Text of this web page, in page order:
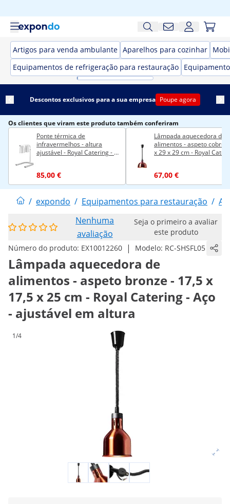
Artigos para venda ambulante Aparelhos para cozinhar
Equipamentos de refrigeração para restauração
Descontos exclusivos para a sua empresa Poupe agora
Os clientes que viram este produto também conferiram
Ponte térmica de
infravermelhos - altura
ajustável - Royal Catering - 2
85,00 €
Lâmpada aquecedora de
alimentos - aspeto cobre -
x 29 x 29 cm - Royal
67,00 €
/ expondo / Equipamentos para restauração /
Nenhuma
avaliação
Seja o primeiro a avaliar
este produto
Número do produto: EX10012260 | Modelo: RC-SHSFL05
Lâmpada aquecedora de
alimentos - aspeto bronze - 17,5 x
17,5 x 25 cm - Royal Catering - Aço
- ajustável em altura
1/4